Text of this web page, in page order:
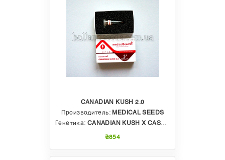
CANADIAN KUSH 2.0
Производитель: MEDICAL SEEDS
Генетика: CANADIAN KUSH X CASEY JONES
₴854